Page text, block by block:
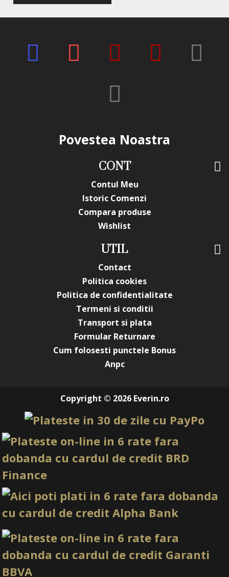
Povestea Noastra
CONT
Contul Meu
Istoric Comenzi
Compara produse
Wishlist
UTIL
Contact
Politica cookies
Politica de confidentialitate
Termeni si conditii
Transport si plata
Formular Returnare
Cum folosesti punctele Bonus
Anpc
Copyright © 2026 Everin.ro